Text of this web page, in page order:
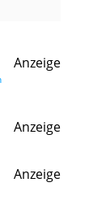
Anzeige
Anzeige
Anzeige